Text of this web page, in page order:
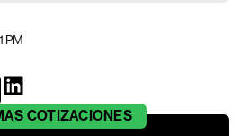
PM
COTIZACIONES